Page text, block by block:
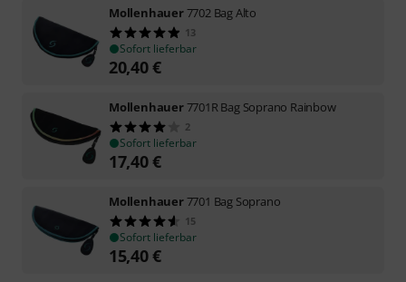
Mollenhauer7702 Bag Alto
13
Sofort lieferbar
20,40€
Mollenhauer7701R Bag Soprano Rainbow
2
Sofort lieferbar
17,40€
Mollenhauer7701 Bag Soprano
15
Sofort lieferbar
15,40€